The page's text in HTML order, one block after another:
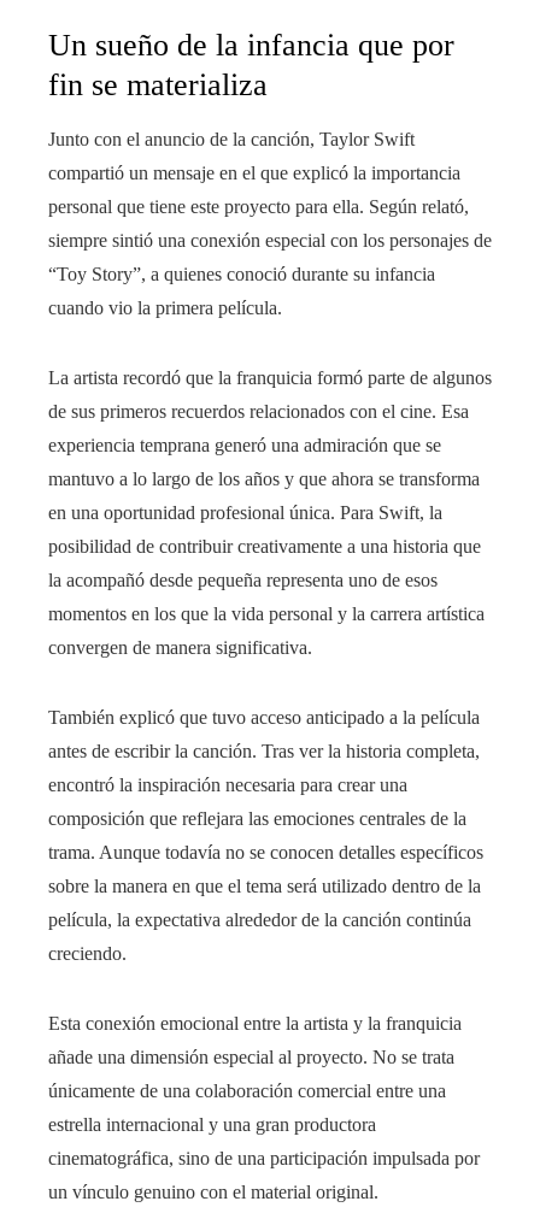
Un sueño de la infancia que por
fin se materializa
Junto con el anuncio de la canción, Taylor Swift
compartió un mensaje en el que explicó la importancia
personal que tiene este proyecto para ella. Según relató,
siempre sintió una conexión especial con los personajes de
“Toy Story”, a quienes conoció durante su infancia
cuando vio la primera película.
La artista recordó que la franquicia formó parte de algunos
de sus primeros recuerdos relacionados con el cine. Esa
experiencia temprana generó una admiración que se
mantuvo a lo largo de los años y que ahora se transforma
en una oportunidad profesional única. Para Swift, la
posibilidad de contribuir creativamente a una historia que
la acompañó desde pequeña representa uno de esos
momentos en los que la vida personal y la carrera artística
convergen de manera significativa.
También explicó que tuvo acceso anticipado a la película
antes de escribir la canción. Tras ver la historia completa,
encontró la inspiración necesaria para crear una
composición que reflejara las emociones centrales de la
trama. Aunque todavía no se conocen detalles específicos
sobre la manera en que el tema será utilizado dentro de la
película, la expectativa alrededor de la canción continúa
creciendo.
Esta conexión emocional entre la artista y la franquicia
añade una dimensión especial al proyecto. No se trata
únicamente de una colaboración comercial entre una
estrella internacional y una gran productora
cinematográfica, sino de una participación impulsada por
un vínculo genuino con el material original.